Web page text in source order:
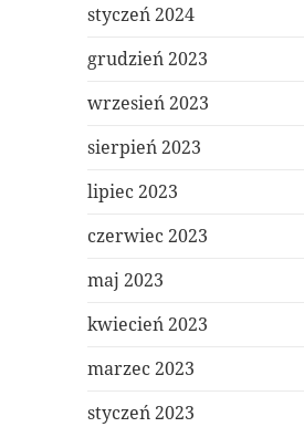
styczeń 2024
grudzień 2023
wrzesień 2023
sierpień 2023
lipiec 2023
czerwiec 2023
maj 2023
kwiecień 2023
marzec 2023
styczeń 2023